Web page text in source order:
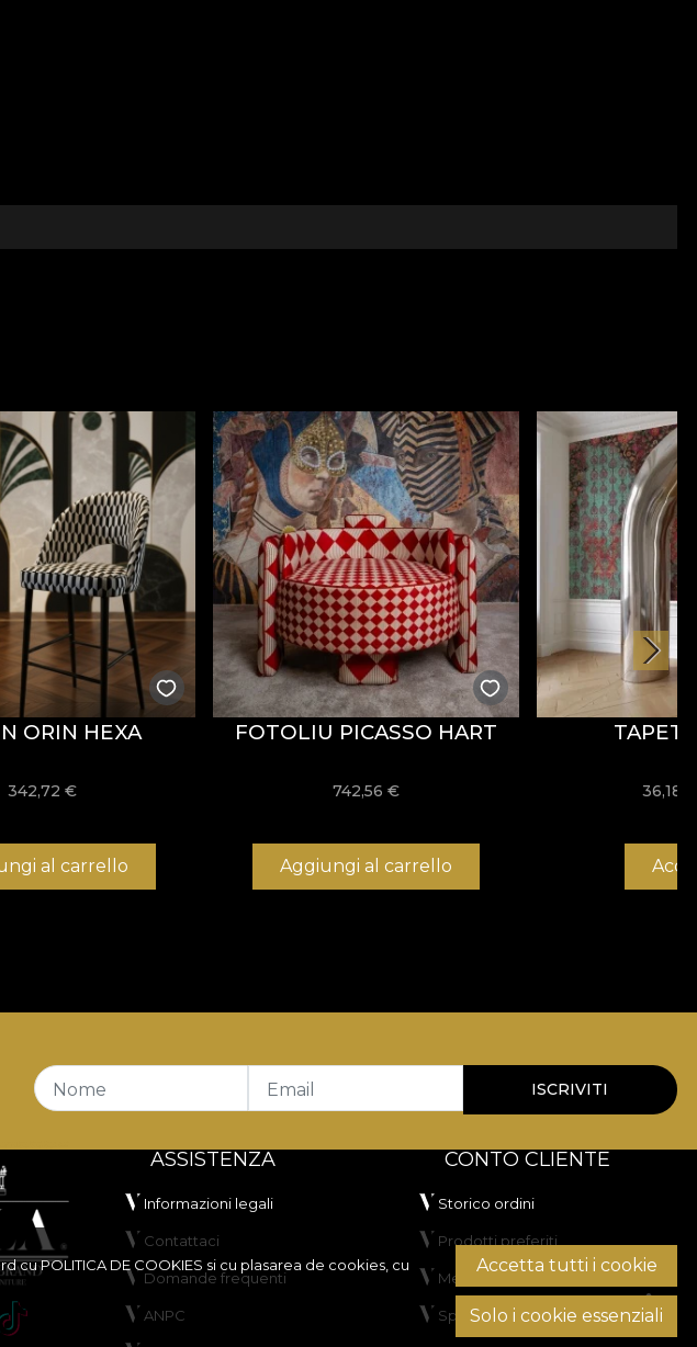
ORIN HEXA
342,72€
al carrello
FOTOLIU PICASSO HART
742,56€
Aggiungi al carrello
TAPET
36,18
cuPOLITICA DE COOKIES si cu plasarea de cookies, cu
Accetta tutti i cookie
Solo i cookie essenziali
Nome Email ISCRIVITI
ASSISTENZA
Informazioni legali
Contattaci
Domande frequenti
ANPC
CONTO CLIENTE
Storico ordini
Prodotti preferiti
Metodi di pagamento
Spedizione e resi